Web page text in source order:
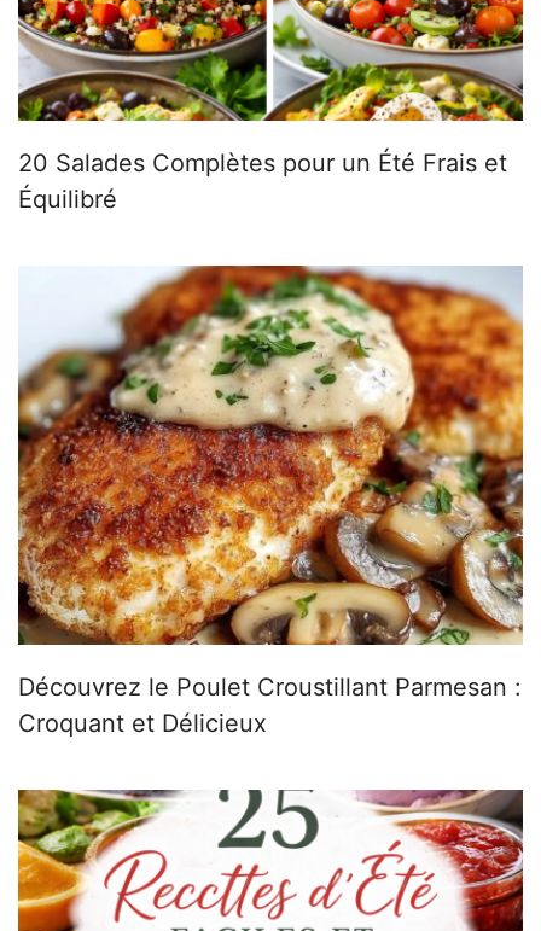
20 Salades Complètes pour un Été Frais et
Équilibré
Découvrez le Poulet Croustillant Parmesan :
Croquant et Délicieux